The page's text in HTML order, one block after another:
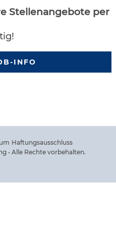
Stellenangebote per
INFO
Haftungsausschluss
• Alle Rechte vorbehalten.